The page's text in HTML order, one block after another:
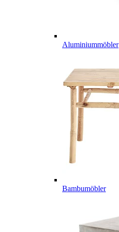
Aluminiummöbler
Bambumöbler